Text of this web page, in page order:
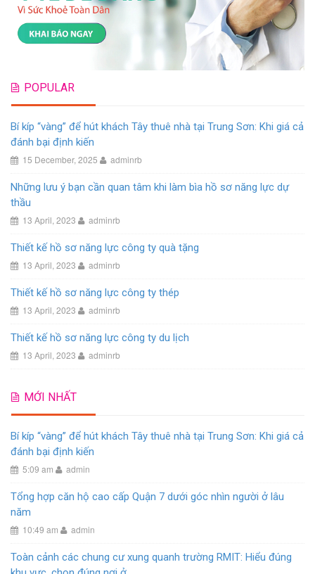
POPULAR
Bí kíp “vàng” để hút khách Tây thuê nhà tại Trung Sơn: Khi giá cả
đánh bại định kiến
15 December, 2025 adminrb
Những lưu ý bạn cần quan tâm khi làm bìa hồ sơ năng lực dự
thầu
13 April, 2023 adminrb
Thiết kế hồ sơ năng lực công ty quà tặng
13 April, 2023 adminrb
Thiết kế hồ sơ năng lực công ty thép
13 April, 2023 adminrb
Thiết kế hồ sơ năng lực công ty du lịch
13 April, 2023 adminrb
MỚI NHẤT
Bí kíp “vàng” để hút khách Tây thuê nhà tại Trung Sơn: Khi giá cả
đánh bại định kiến
5:09 am admin
Tổng hợp căn hộ cao cấp Quận 7 dưới góc nhìn người ở lâu
năm
10:49 am admin
Toàn cảnh các chung cư xung quanh trường RMIT: Hiểu đúng